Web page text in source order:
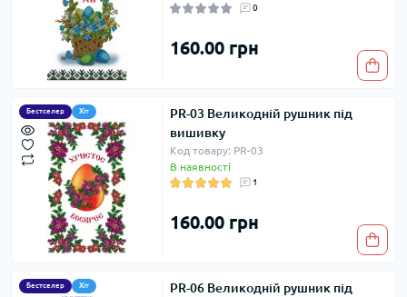
0
160.00 грн
Бестселер Хіт
PR-03 Великодній рушник під
вишивку
Код товару: PR-03
В наявності
1
160.00 грн
Бестселер Хіт
PR-06 Великодній рушник під